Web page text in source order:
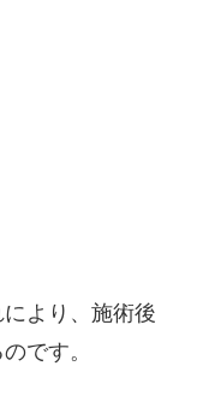
より、施術後
です。